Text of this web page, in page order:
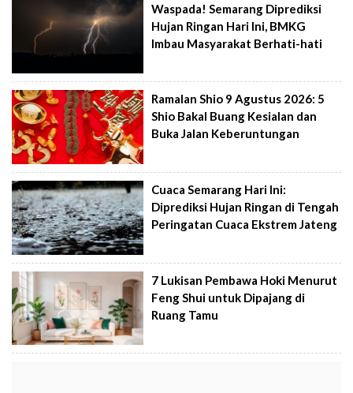
Waspada! Semarang Diprediksi
Hujan Ringan Hari Ini, BMKG
Imbau Masyarakat Berhati-hati
Ramalan Shio 9 Agustus 2026: 5
Shio Bakal Buang Kesialan dan
Buka Jalan Keberuntungan
Cuaca Semarang Hari Ini:
Diprediksi Hujan Ringan di Tengah
Peringatan Cuaca Ekstrem Jateng
7 Lukisan Pembawa Hoki Menurut
Feng Shui untuk Dipajang di
Ruang Tamu